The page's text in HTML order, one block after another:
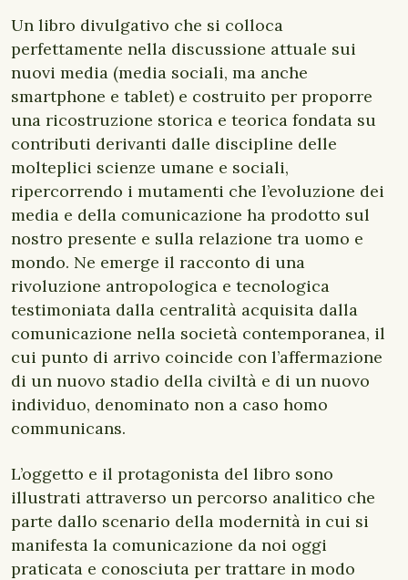
Un libro divulgativo che si colloca
perfettamente nella discussione attuale sui
nuovi media (media sociali, ma anche
smartphone e tablet) e costruito per proporre
una ricostruzione storica e teorica fondata su
contributi derivanti dalle discipline delle
molteplici scienze umane e sociali,
ripercorrendo i mutamenti che l’evoluzione dei
media e della comunicazione ha prodotto sul
nostro presente e sulla relazione tra uomo e
mondo. Ne emerge il racconto di una
rivoluzione antropologica e tecnologica
testimoniata dalla centralità acquisita dalla
comunicazione nella società contemporanea, il
cui punto di arrivo coincide con l’affermazione
di un nuovo stadio della civiltà e di un nuovo
individuo, denominato non a caso homo
communicans.
L’oggetto e il protagonista del libro sono
illustrati attraverso un percorso analitico che
parte dallo scenario della modernità in cui si
manifesta la comunicazione da noi oggi
praticata e conosciuta per trattare in modo